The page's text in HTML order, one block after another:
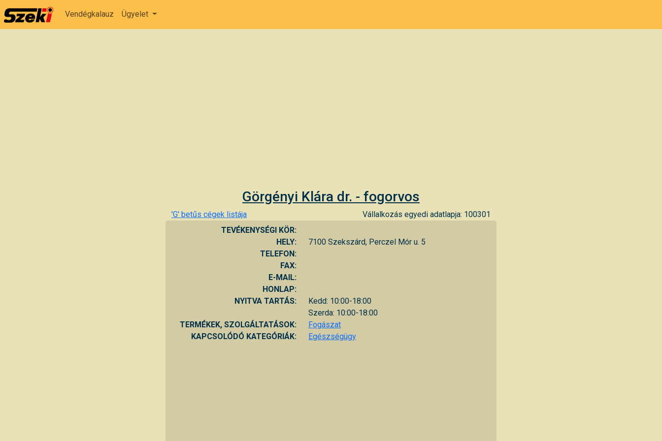
Vendégkalauz Ügyelet
Görgényi Klára dr. - fogorvos
'G' betűs cégek listája
Vállalkozás egyedi adatlapja: 100301
TEVÉKENYSÉGI KÖR:
HELY:
7100 Szekszárd, Perczel Mór u. 5
TELEFON:
FAX:
E-MAIL:
HONLAP:
NYITVA TARTÁS:
Kedd: 10:00-18:00
Szerda: 10:00-18:00
TERMÉKEK, SZOLGÁLTATÁSOK:
Fogászat
KAPCSOLÓDÓ KATEGÓRIÁK:
Egészségügy